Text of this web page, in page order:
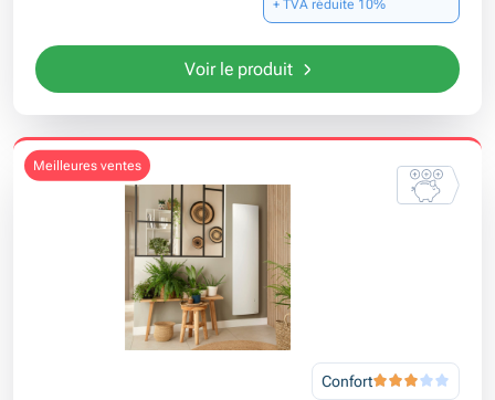
+ TVA réduite 10%
Voir le produit
meilleures ventes
Confort